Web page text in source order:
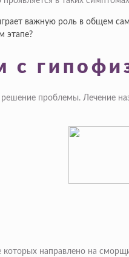
важную роль в общем
этапе?
с
проблемы. Лечение
направлено на